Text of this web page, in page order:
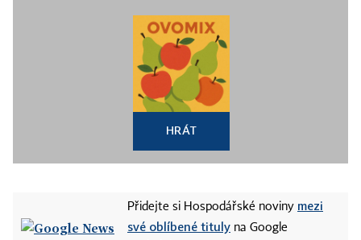
HRÁT
Přidejte si Hospodářské noviny mezi
své oblíbené tituly na Google